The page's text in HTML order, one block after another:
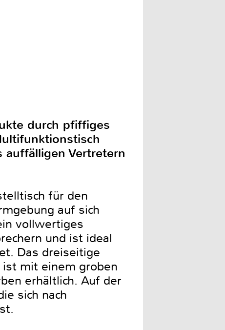
durch pfiffiges
Vertretern
für den
auf sich
vollwertiges
und ist ideal
Das dreiseitige
mit einem groben
erhältlich. Auf der
sich nach